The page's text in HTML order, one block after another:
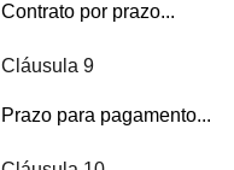
Contrato por prazo...
Cláusula 9
Prazo para pagamento...